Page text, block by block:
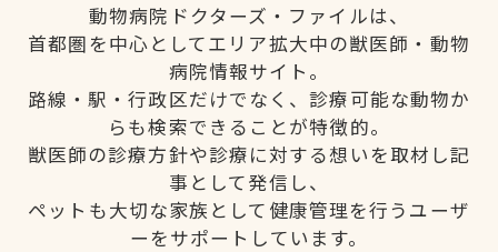
動物病院ドクターズ・ファイルは、
首都圏を中心としてエリア拡大中の獣医師・動物
病院情報サイト。
路線・駅・行政区だけでなく、診療可能な動物か
らも検索できることが特徴的。
獣医師の診療方針や診療に対する想いを取材し記
事として発信し、
ペットも大切な家族として健康管理を行うユーザ
ーをサポートしています。